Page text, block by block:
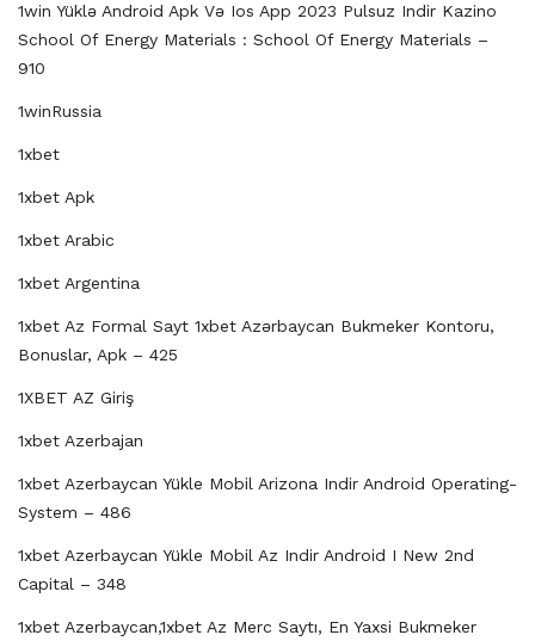
1win Yüklə Android Apk Və Ios App 2023 Pulsuz Indir Kazino
School Of Energy Materials : School Of Energy Materials –
910
1winRussia
1xbet
1xbet Apk
1xbet Arabic
1xbet Argentina
1xbet Az Formal Sayt 1xbet Azərbaycan Bukmeker Kontoru,
Bonuslar, Apk – 425
1XBET AZ Giriş
1xbet Azerbajan
1xbet Azerbaycan Yükle Mobil Arizona Indir Android Operating-
System – 486
1xbet Azerbaycan Yükle Mobil Az Indir Android I New 2nd
Capital – 348
1xbet Azerbaycan,1xbet Az Merc Saytı, En Yaxsi Bukmeker